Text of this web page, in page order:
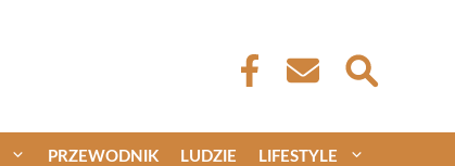
PRZEWODNIK LUDZIE LIFESTYLE